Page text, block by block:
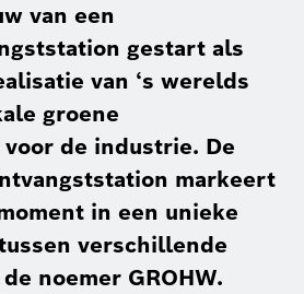
van een
gestart als
van ‘s werelds
groene
de industrie. De
markeert
in een unieke
verschillende
noemer GROHW.